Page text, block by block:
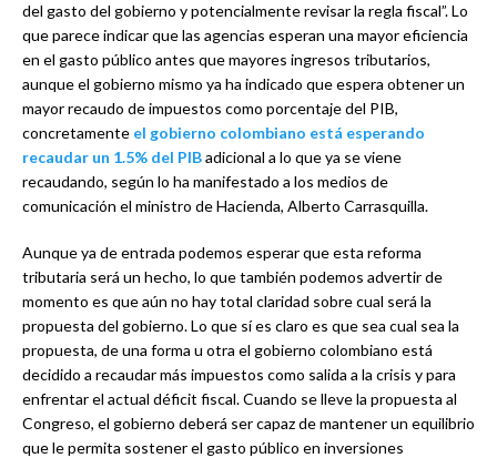
del gasto del gobierno y potencialmente revisar la regla fiscal”. Lo
que parece indicar que las agencias esperan una mayor eficiencia
en el gasto público antes que mayores ingresos tributarios,
aunque el gobierno mismo ya ha indicado que espera obtener un
mayor recaudo de impuestos como porcentaje del PIB,
concretamente el gobierno colombiano está esperando
recaudar un 1.5% del PIBadicional a lo que ya se viene
recaudando, según lo ha manifestado a los medios de
comunicación el ministro de Hacienda, Alberto Carrasquilla.
Aunque ya de entrada podemos esperar que esta reforma
tributaria será un hecho, lo que también podemos advertir de
momento es que aún no hay total claridad sobre cual será la
propuesta del gobierno. Lo que sí es claro es que sea cual sea la
propuesta, de una forma u otra el gobierno colombiano está
decidido a recaudar más impuestos como salida a la crisis y para
enfrentar el actual déficit fiscal. Cuando se lleve la propuesta al
Congreso, el gobierno deberá ser capaz de mantener un equilibrio
que le permita sostener el gasto público en inversiones